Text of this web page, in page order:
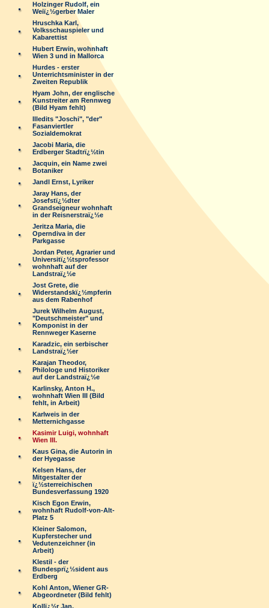
Holzinger Rudolf, ein
Weiï¿½gerber Maler
Hruschka Karl,
Volksschauspieler und
Kabarettist
Hubert Erwin, wohnhaft
Wien 3 und in Mallorca
Hurdes - erster
Unterrichtsminister in der
Zweiten Republik
Hyam John, der englische
Kunstreiter am Rennweg
(Bild Hyam fehlt)
Illedits "Joschi", "der"
Fasanviertler
Sozialdemokrat
Jacobi Maria, die
Erdberger Stadtrï¿½tin
Jacquin, ein Name zwei
Botaniker
Jandl Ernst, Lyriker
Jaray Hans, der
Josefstï¿½dter
Grandseigneur wohnhaft
in der Reisnerstraï¿½e
Jeritza Maria, die
Operndiva in der
Parkgasse
Jordan Peter, Agrarier und
Universitï¿½tsprofessor
wohnhaft auf der
Landstraï¿½e
Jost Grete, die
Widerstandskï¿½mpferin
aus dem Rabenhof
Jurek Wilhelm August,
"Deutschmeister" und
Komponist in der
Rennweger Kaserne
Karadzic, ein serbischer
Landstraï¿½er
Karajan Theodor,
Philologe und Historiker
auf der Landstraï¿½e
Karlinsky, Anton H.,
wohnhaft Wien III (Bild
fehlt, in Arbeit)
Karlweis in der
Metternichgasse
Kasimir Luigi, wohnhaft
Wien III.
Kaus Gina, die Autorin in
der Hyegasse
Kelsen Hans, der
Mitgestalter der
ï¿½sterreichischen
Bundesverfassung 1920
Kisch Egon Erwin,
wohnhaft Rudolf-von-Alt-
Platz 5
Kleiner Salomon,
Kupferstecher und
Vedutenzeichner (in
Arbeit)
Klestil - der
Bundesprï¿½sident aus
Erdberg
Kohl Anton, Wiener GR-
Abgeordneter (Bild fehlt)
Kollï¿½r Jan,